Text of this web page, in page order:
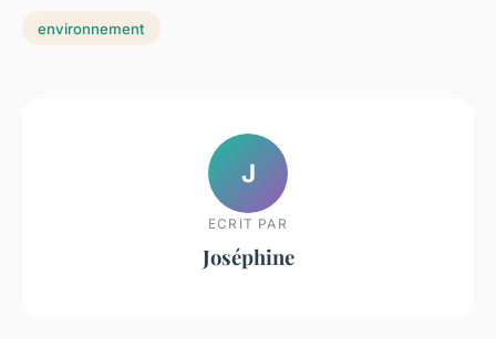
environnement
J
ECRIT PAR
Joséphine